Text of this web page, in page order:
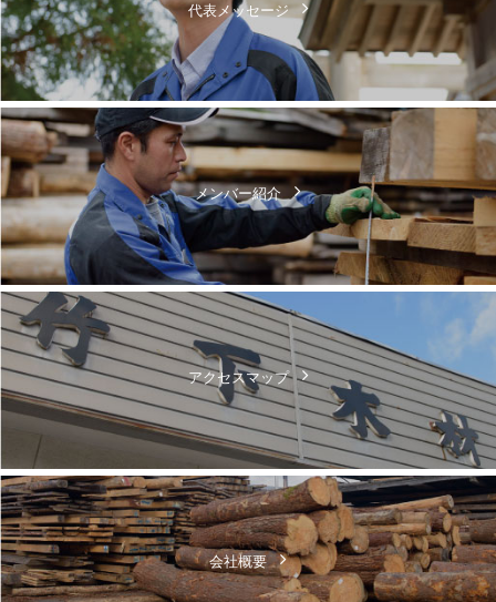
代表メッセージ
メンバー紹介
アクセスマップ
会社概要